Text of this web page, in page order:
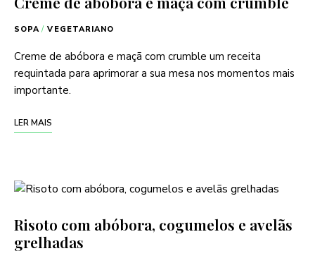
SOPA / VEGETARIANO
Creme de abóbora e maçã com crumble um receita
requintada para aprimorar a sua mesa nos momentos mais
importante.
LER MAIS
Risoto com abóbora, cogumelos e avelãs
grelhadas